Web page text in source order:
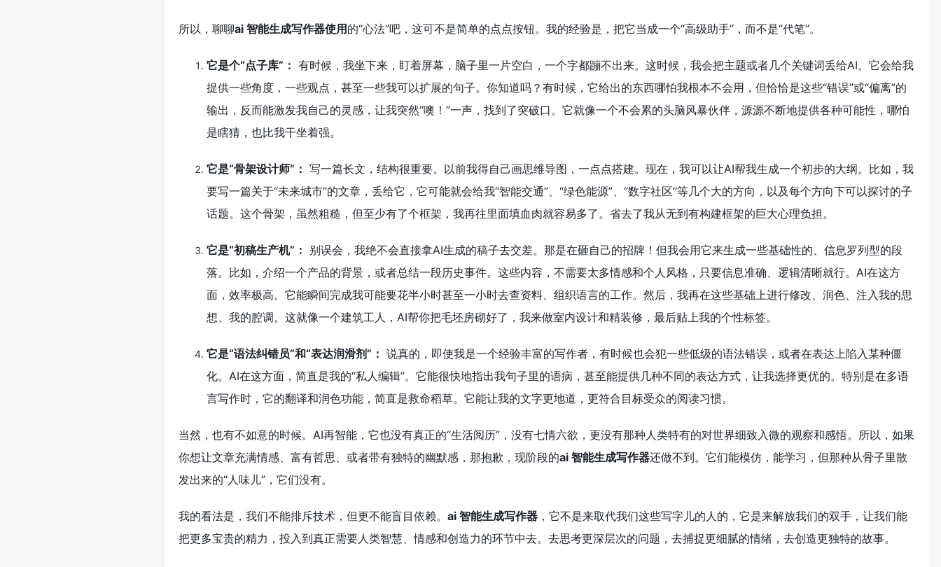
所以，聊聊ai 智能生成写作器使用 的“心法”吧，这可不是简单的点点按钮。我的经验是，把它当成一个“高级助手”，而不是“代笔”。
它是个“点子库”： 有时候，我坐下来，盯着屏幕，脑子里一片空白，一个字都蹦不出来。这时候，我会把主题或者几个关键词丢给AI。它会给我
提供一些角度，一些观点，甚至一些我可以扩展的句子。你知道吗？有时候，它给出的东西哪怕我根本不会用，但恰恰是这些“错误”或“偏离”的
输出，反而能激发我自己的灵感，让我突然“噢！”一声，找到了突破口。它就像一个不会累的头脑风暴伙伴，源源不断地提供各种可能性，哪怕
是瞎猜，也比我干坐着强。
它是“骨架设计师”： 写一篇长文，结构很重要。以前我得自己画思维导图，一点点搭建。现在，我可以让AI帮我生成一个初步的大纲。比如，我
要写一篇关于“未来城市”的文章，丢给它，它可能就会给我“智能交通”、“绿色能源”、“数字社区”等几个大的方向，以及每个方向下可以探讨的子
话题。这个骨架，虽然粗糙，但至少有了个框架，我再往里面填血肉就容易多了。省去了我从无到有构建框架的巨大心理负担。
它是“初稿生产机”： 别误会，我绝不会直接拿AI生成的稿子去交差。那是在砸自己的招牌！但我会用它来生成一些基础性的、信息罗列型的段
落。比如，介绍一个产品的背景，或者总结一段历史事件。这些内容，不需要太多情感和个人风格，只要信息准确、逻辑清晰就行。AI在这方
面，效率极高。它能瞬间完成我可能要花半小时甚至一小时去查资料、组织语言的工作。然后，我再在这些基础上进行修改、润色、注入我的思
想、我的腔调。这就像一个建筑工人，AI帮你把毛坯房砌好了，我来做室内设计和精装修，最后贴上我的个性标签。
它是“语法纠错员”和“表达润滑剂”： 说真的，即使我是一个经验丰富的写作者，有时候也会犯一些低级的语法错误，或者在表达上陷入某种僵
化。AI在这方面，简直是我的“私人编辑”。它能很快地指出我句子里的语病，甚至能提供几种不同的表达方式，让我选择更优的。特别是在多语
言写作时，它的翻译和润色功能，简直是救命稻草。它能让我的文字更地道，更符合目标受众的阅读习惯。
当然，也有不如意的时候。AI再智能，它也没有真正的“生活阅历”，没有七情六欲，更没有那种人类特有的对世界细致入微的观察和感悟。所以，如果
你想让文章充满情感、富有哲思、或者带有独特的幽默感，那抱歉，现阶段的ai 智能生成写作器还做不到。它们能模仿，能学习，但那种从骨子里散
发出来的“人味儿”，它们没有。
我的看法是，我们不能排斥技术，但更不能盲目依赖。 ai 智能生成写作器 ，它不是来取代我们这些写字儿的人的，它是来解放我们的双手，让我们能
把更多宝贵的精力，投入到真正需要人类智慧、情感和创造力的环节中去。去思考更深层次的问题，去捕捉更细腻的情绪，去创造更独特的故事。